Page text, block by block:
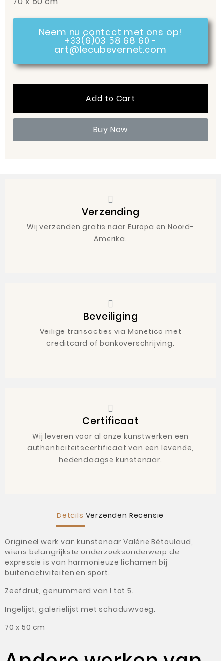
Neem nu contact met ons op!
+33(6)03 58 68 60 -
art@lecubevernet.com
Add to Cart
Buy Now
Verzending
Wij verzenden gratis naar Europa en Noord-
Amerika.
Beveiliging
Veilige transacties via Monetico met
creditcard of bankoverschrijving.
Certificaat
Wij leveren voor al onze kunstwerken een
authenticiteitscertificaat van een levende,
hedendaagse kunstenaar.
Details Verzenden Recensie
Origineel werk van kunstenaar Valérie Bétoulaud,
wiens belangrijkste onderzoeksonderwerp de
expressie is van harmonieuze lichamen bij
buitenactiviteiten en sport.
Zeefdruk, genummerd van 1 tot 5.
Ingelijst, galerielijst met schaduwvoeg.
70 x 50 cm